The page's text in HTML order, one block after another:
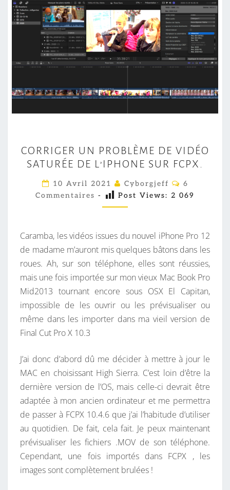
O
R
R
G
R
U
N
P
R
O
B
M
E
D
E
V
I
D
É
O
CORRIGER UN PROBLÈME DE VIDÉO
SATURÉE DE L’IPHONE SUR FCPX.
10 Avril 2021 Cyborgjeff
C
M
A
I
R
E
6
Commentaires - Post Views: 2 069
Caramba, les vidéos issues du nouvel iPhone Pro 12
de madame m’auront mis quelques bâtons dans les
roues. Ah, sur son téléphone, elles sont réussies,
mais une fois importée sur mon vieux Mac Book Pro
Mid2013 tournant encore sous OSX El Capitan,
impossible de les ouvrir ou les prévisualiser ou
même dans les importer dans ma vieil version de
Final Cut Pro X 10.3
J’ai donc d’abord dû me décider à mettre à jour le
MAC en choisissant High Sierra. C’est loin d’être la
dernière version de l’OS, mais celle-ci devrait être
adaptée à mon ancien ordinateur et me permettra
de passer à FCPX 10.4.6 que j’ai l’habitude d’utiliser
au quotidien. De fait, cela fait. Je peux maintenant
prévisualiser les fichiers .MOV de son téléphone.
Cependant, une fois importés dans FCPX , les
images sont complètement brulées !